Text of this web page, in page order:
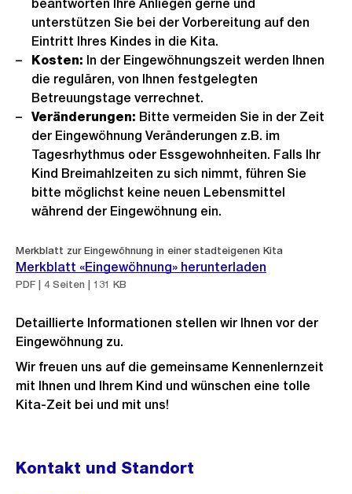
beantworten Ihre Anliegen gerne und
unterstützen Sie bei der Vorbereitung auf den
Eintritt Ihres Kindes in die Kita.
Kosten: In der Eingewöhnungszeit werden Ihnen
die regulären, von Ihnen festgelegten
Betreuungstage verrechnet.
Veränderungen: Bitte vermeiden Sie in der Zeit
der Eingewöhnung Veränderungen z.B. im
Tagesrhythmus oder Essgewohnheiten. Falls Ihr
Kind Breimahlzeiten zu sich nimmt, führen Sie
bitte möglichst keine neuen Lebensmittel
während der Eingewöhnung ein.
Merkblatt zur Eingewöhnung in einer stadteigenen Kita
Merkblatt «Eingewöhnung» herunterladen
PDF | 4 Seiten | 131 KB
Detaillierte Informationen stellen wir Ihnen vor der
Eingewöhnung zu.
Wir freuen uns auf die gemeinsame Kennenlernzeit
mit Ihnen und Ihrem Kind und wünschen eine tolle
Kita-Zeit bei und mit uns!
Kontakt und Standort